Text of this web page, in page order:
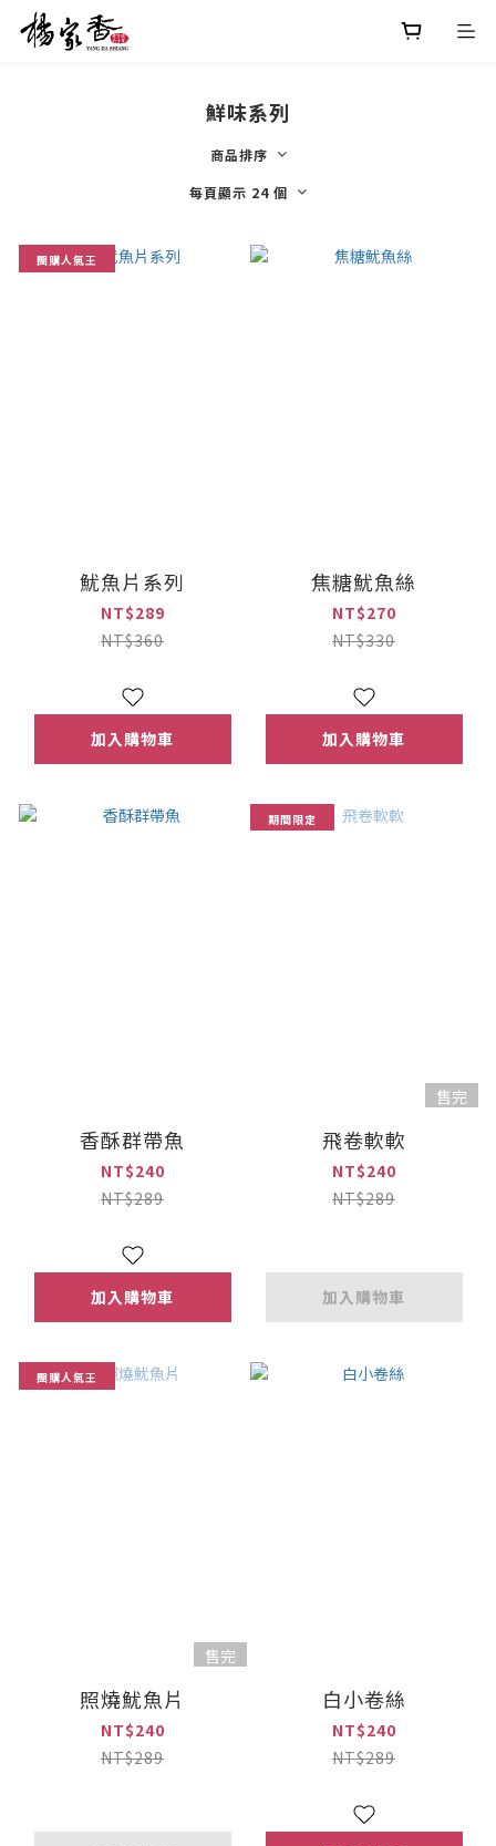
鮮味系列
商品排序
每頁顯示 24 個
團購人氣王
魷魚片系列
NT$289
NT$360
加入購物車
焦糖魷魚絲
NT$270
NT$330
加入購物車
香酥群帶魚
NT$240
NT$289
加入購物車
期間限定
售完
飛卷軟軟
NT$240
NT$289
加入購物車
團購人氣王
售完
照燒魷魚片
NT$240
NT$289
白小卷絲
NT$240
NT$289